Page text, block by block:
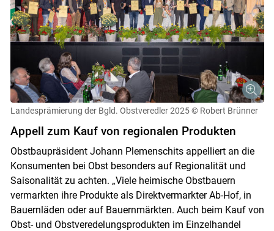
Landesprämierung der Bgld. Obstveredler 2025 © Robert Brünner
Appell zum Kauf von regionalen Produkten
Obstbaupräsident Johann Plemenschits appelliert an die
Konsumenten bei Obst besonders auf Regionalität und
Saisonalität zu achten. „Viele heimische Obstbauern
vermarkten ihre Produkte als Direktvermarkter Ab-Hof, in
Bauernläden oder auf Bauernmärkten. Auch beim Kauf von
Obst- und Obstveredelungsprodukten im Einzelhandel